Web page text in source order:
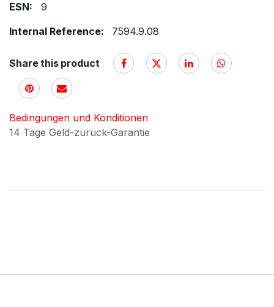
ESN:
9
Internal Reference:
7594.9.08
Share this product
Bedingungen und Konditionen
14 Tage Geld-zurück-Garantie